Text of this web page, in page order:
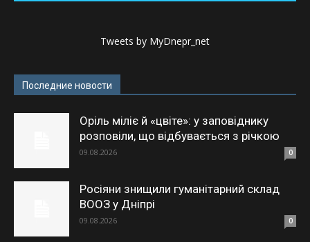
Tweets by MyDnepr_net
Последние новости
Оріль міліє й «цвіте»: у заповіднику
розповіли, що відбувається з річкою
09.08.2026 0
Росіяни знищили гуманітарний склад
ВООЗ у Дніпрі
09.08.2026 0